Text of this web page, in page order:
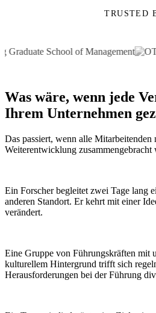
TRUSTED
Was wäre, wenn jede
Ihrem Unternehmen
Das passiert, wenn alle
Weiterentwicklung zusammengebracht
Ein Forscher begleitet zwei Tage lang
anderen Standort. Er kehrt mit einer
verändert.
Eine Gruppe von Führungskräften mit
kulturellem Hintergrund trifft sich
Herausforderungen bei der Führung